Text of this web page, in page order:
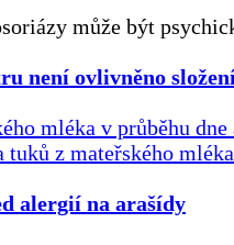
může být
není ovlivněno
mléka v průběhu dne
z mateřského
alergií na arašídy